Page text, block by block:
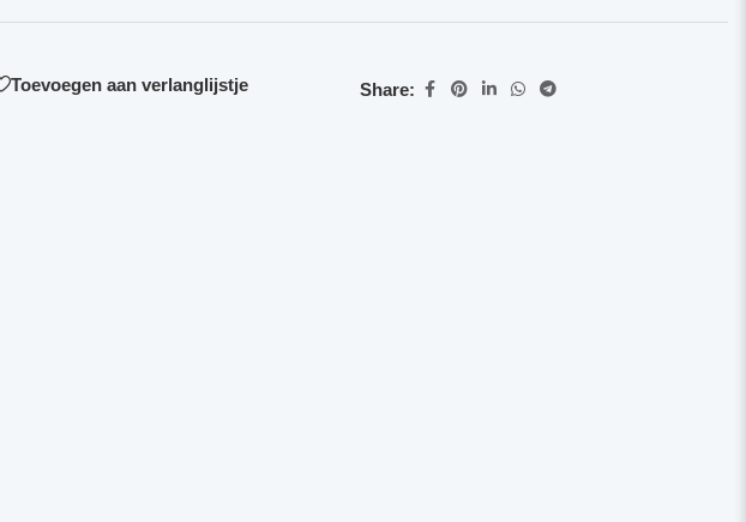
Toevoegen aan verlanglijstje Share: